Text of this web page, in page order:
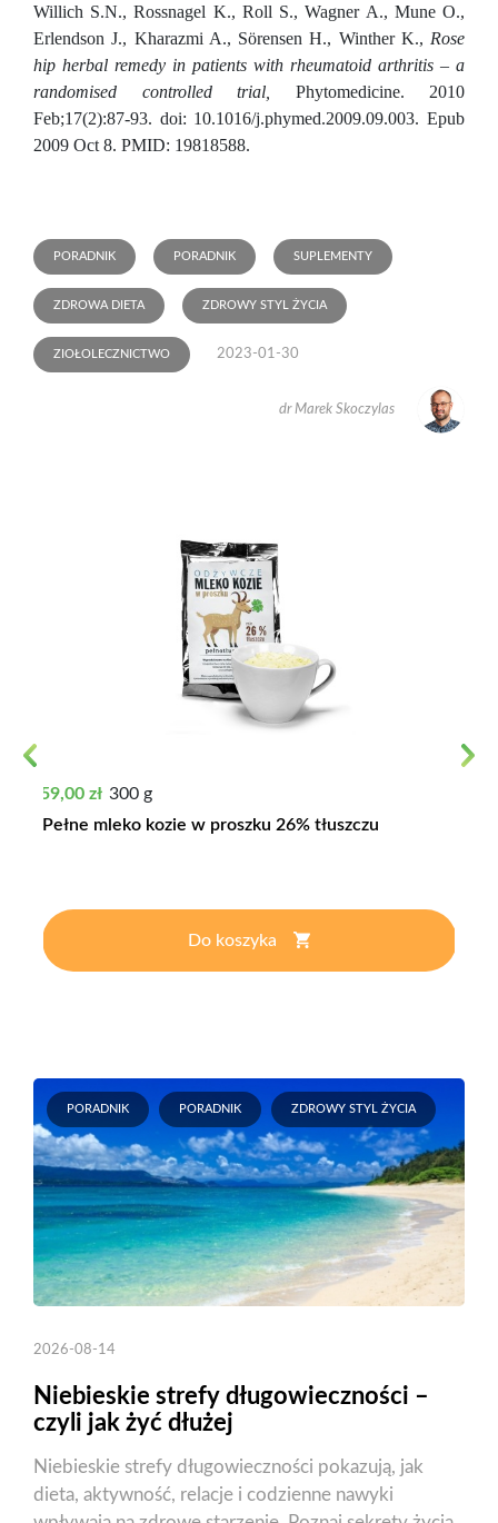
Willich S.N., Rossnagel K., Roll S., Wagner A., Mune O.,
Erlendson J., Kharazmi A., Sörensen H., Winther K., Rose
hip herbal remedy in patients with rheumatoid arthritis – a
randomised controlled trial,
Phytomedicine. 2010
Feb;17(2):87-93. doi: 10.1016/j.phymed.2009.09.003. Epub
2009 Oct 8. PMID: 19818588.
PORADNIK PORADNIK SUPLEMENTY
ZDROWA DIETA ZDROWY STYL ŻYCIA
ZIOŁOLECZNICTWO 2023-01-30
dr Marek Skoczylas
Cena
59,00 zł 300 g
Pełne mleko kozie w proszku 26% tłuszczu
Do koszyka
PORADNIK PORADNIK ZDROWY STYL ŻYCIA
2026-08-14
Niebieskie strefy długowieczności –
czyli jak żyć dłużej
Niebieskie strefy długowieczności pokazują, jak
dieta, aktywność, relacje i codzienne nawyki